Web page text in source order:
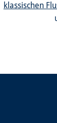
klassischen